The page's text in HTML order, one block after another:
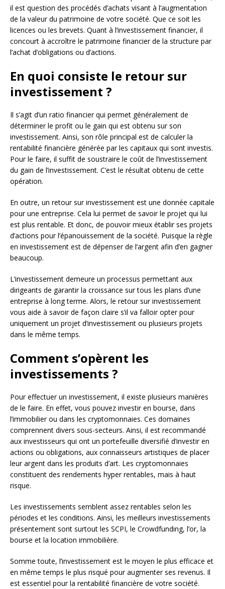
il est question des procédés d’achats visant à l’augmentation
de la valeur du patrimoine de votre société. Que ce soit les
licences ou les brevets. Quant à l’investissement financier, il
concourt à accroître le patrimoine financier de la structure par
l’achat d’obligations ou d’actions.
En quoi consiste le retour sur
investissement ?
Il s’agit d’un ratio financier qui permet généralement de
déterminer le profit ou le gain qui est obtenu sur son
investissement. Ainsi, son rôle principal est de calculer la
rentabilité financière générée par les capitaux qui sont investis.
Pour le faire, il suffit de soustraire le coût de l’investissement
du gain de l’investissement. C’est le résultat obtenu de cette
opération.
En outre, un retour sur investissement est une donnée capitale
pour une entreprise. Cela lui permet de savoir le projet qui lui
est plus rentable. Et donc, de pouvoir mieux établir ses projets
d’actions pour l’épanouissement de la société. Puisque la règle
en investissement est de dépenser de l’argent afin d’en gagner
beaucoup.
L’investissement demeure un processus permettant aux
dirigeants de garantir la croissance sur tous les plans d’une
entreprise à long terme. Alors, le retour sur investissement
vous aide à savoir de façon claire s’il va falloir opter pour
uniquement un projet d’investissement ou plusieurs projets
dans le même temps.
Comment s’opèrent les
investissements ?
Pour effectuer un investissement, il existe plusieurs manières
de le faire. En effet, vous pouvez investir en bourse, dans
l’immobilier ou dans les cryptomonnaies. Ces domaines
comprennent divers sous-secteurs. Ainsi, il est recommandé
aux investisseurs qui ont un portefeuille diversifié d’investir en
actions ou obligations, aux connaisseurs artistiques de placer
leur argent dans les produits d’art. Les cryptomonnaies
constituent des rendements hyper rentables, mais à haut
risque.
Les investissements semblent assez rentables selon les
périodes et les conditions. Ainsi, les meilleurs investissements
présentement sont surtout les SCPI, le Crowdfunding, l’or, la
bourse et la location immobilière.
Somme toute, l’investissement est le moyen le plus efficace et
en même temps le plus risqué pour augmenter ses revenus. Il
est essentiel pour la rentabilité financière de votre société.